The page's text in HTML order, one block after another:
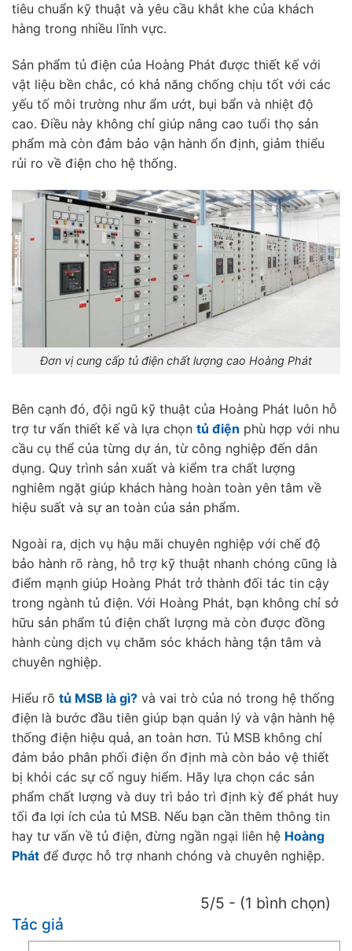
tiêu chuẩn kỹ thuật và yêu cầu khắt khe của khách
hàng trong nhiều lĩnh vực.
Sản phẩm tủ điện của Hoàng Phát được thiết kế với
vật liệu bền chắc, có khả năng chống chịu tốt với các
yếu tố môi trường như ẩm ướt, bụi bẩn và nhiệt độ
cao. Điều này không chỉ giúp nâng cao tuổi thọ sản
phẩm mà còn đảm bảo vận hành ổn định, giảm thiểu
rủi ro về điện cho hệ thống.
Đơn vị cung cấp tủ điện chất lượng cao Hoàng Phát
Bên cạnh đó, đội ngũ kỹ thuật của Hoàng Phát luôn hỗ
trợ tư vấn thiết kế và lựa chọn tủ điện phù hợp với nhu
cầu cụ thể của từng dự án, từ công nghiệp đến dân
dụng. Quy trình sản xuất và kiểm tra chất lượng
nghiêm ngặt giúp khách hàng hoàn toàn yên tâm về
hiệu suất và sự an toàn của sản phẩm.
Ngoài ra, dịch vụ hậu mãi chuyên nghiệp với chế độ
bảo hành rõ ràng, hỗ trợ kỹ thuật nhanh chóng cũng là
điểm mạnh giúp Hoàng Phát trở thành đối tác tin cậy
trong ngành tủ điện. Với Hoàng Phát, bạn không chỉ sở
hữu sản phẩm tủ điện chất lượng mà còn được đồng
hành cùng dịch vụ chăm sóc khách hàng tận tâm và
chuyên nghiệp.
Hiểu rõ tủ MSB là gì? và vai trò của nó trong hệ thống
điện là bước đầu tiên giúp bạn quản lý và vận hành hệ
thống điện hiệu quả, an toàn hơn. Tủ MSB không chỉ
đảm bảo phân phối điện ổn định mà còn bảo vệ thiết
bị khỏi các sự cố nguy hiểm. Hãy lựa chọn các sản
phẩm chất lượng và duy trì bảo trì định kỳ để phát huy
tối đa lợi ích của tủ MSB. Nếu bạn cần thêm thông tin
hay tư vấn về tủ điện, đừng ngần ngại liên hệ Hoàng
Phát để được hỗ trợ nhanh chóng và chuyên nghiệp.
5/5 - (1 bình chọn)
Tác giả